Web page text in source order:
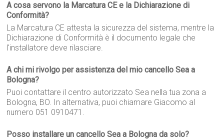
A cosa servono la Marcatura CE e la Dichiarazione di
Conformità?
La Marcatura CE attesta la sicurezza del sistema, mentre la
Dichiarazione di Conformità è il documento legale che
l'installatore deve rilasciare.
A chi mi rivolgo per assistenza del mio cancello Sea a
Bologna?
Puoi contattare il centro autorizzato Sea nella tua zona a
Bologna, BO. In alternativa, puoi chiamare Giacomo al
numero 051 0910471.
Posso installare un cancello Sea a Bologna da solo?